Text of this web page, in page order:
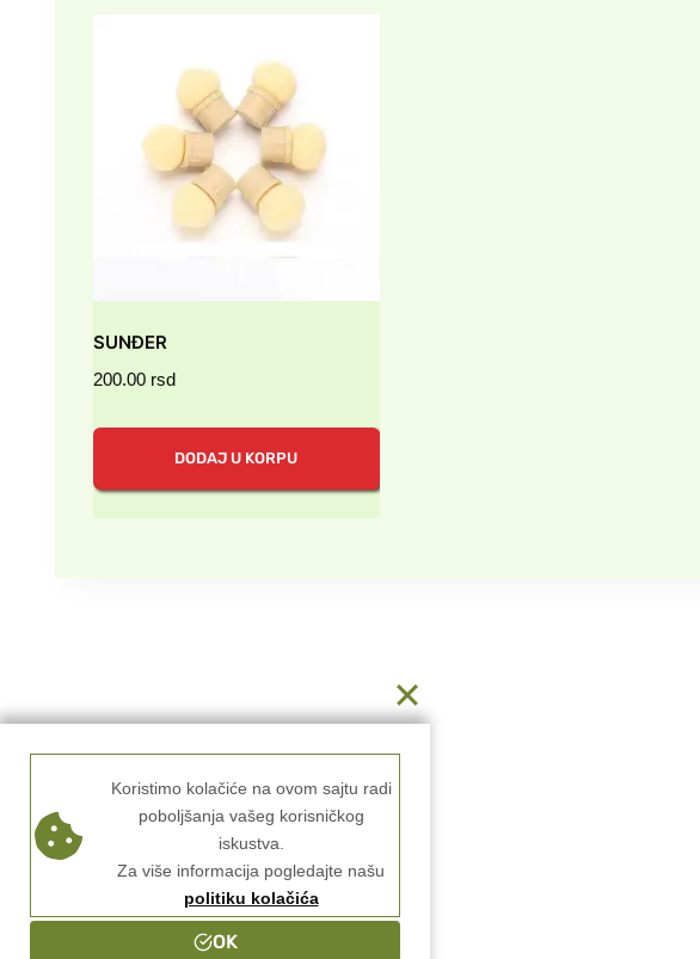
SUNĐER
200.00 rsd
DODAJ U KORPU
Koristimo kolačiće na ovom sajtu radi
poboljšanja vašeg korisničkog
iskustva.
Za više informacija pogledajte našu
politiku kolačića
OK